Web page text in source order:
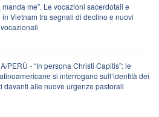
manda me”. Le vocazioni sacerdotali e
Vietnam tra segnali di declino e nuovi
PERÙ - “In persona Christi Capitis”: le
si interrogano sull’identità dei
davanti alle nuove urgenze pastorali